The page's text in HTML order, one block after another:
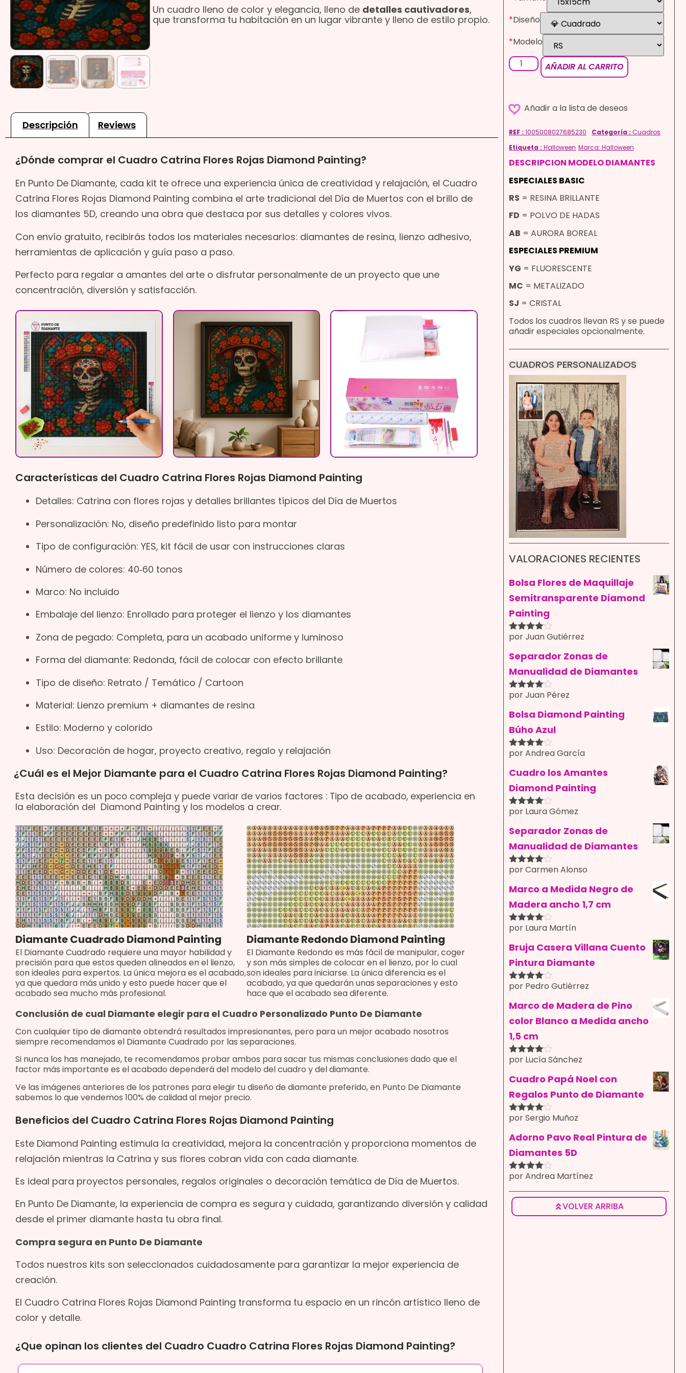
Un cuadro lleno de color y elegancia, lleno de detalles cautivadores,
que transforma tu habitación en un lugar vibrante y lleno de estilo propio.
Descripción Reviews
¿Dónde comprar el Cuadro Catrina Flores Rojas Diamond Painting?
En Punto De Diamante, cada kit te ofrece una experiencia única de creatividad y relajación, el Cuadro
Catrina Flores Rojas Diamond Painting combina el arte tradicional del Día de Muertos con el brillo de
los diamantes 5D, creando una obra que destaca por sus detalles y colores vivos.
Con envío gratuito, recibirás todos los materiales necesarios: diamantes de resina, lienzo adhesivo,
herramientas de aplicación y guía paso a paso.
Perfecto para regalar a amantes del arte o disfrutar personalmente de un proyecto que une
concentración, diversión y satisfacción.
Características del Cuadro Catrina Flores Rojas Diamond Painting
Detalles: Catrina con flores rojas y detalles brillantes típicos del Día de Muertos
Personalización: No, diseño predefinido listo para montar
Tipo de configuración: YES, kit fácil de usar con instrucciones claras
Número de colores: 40‑60 tonos
Marco: No incluido
Embalaje del lienzo: Enrollado para proteger el lienzo y los diamantes
Zona de pegado: Completa, para un acabado uniforme y luminoso
Forma del diamante: Redonda, fácil de colocar con efecto brillante
Tipo de diseño: Retrato / Temático / Cartoon
Material: Lienzo premium + diamantes de resina
Estilo: Moderno y colorido
Uso: Decoración de hogar, proyecto creativo, regalo y relajación
¿Cuál es el Mejor Diamante para el Cuadro Catrina Flores Rojas Diamond Painting?
Esta decisión es un poco compleja y puede variar de varios factores : Tipo de acabado, experiencia en
la elaboración del Diamond Painting y los modelos a crear.
Diamante Cuadrado Diamond Painting
El Diamante Cuadrado requiere una mayor habilidad y
precisión para que estos queden alineados en el lienzo,
son ideales para expertos. La única mejora es el acabado,
ya que quedara más unido y esto puede hacer que el
acabado sea mucho más profesional.
Diamante Redondo Diamond Painting
El Diamante Redondo es más fácil de manipular, coger
y son más simples de colocar en el lienzo, por lo cual
son ideales para iniciarse. La única diferencia es el
acabado, ya que quedarán unas separaciones y esto
hace que el acabado sea diferente.
Conclusión de cual Diamante elegir para el Cuadro Personalizado Punto De Diamante
Con cualquier tipo de diamante obtendrá resultados impresionantes, pero para un mejor acabado nosotros
siempre recomendamos el Diamante Cuadrado por las separaciones.
Si nunca los has manejado, te recomendamos probar ambos para sacar tus mismas conclusiones dado que el
factor más importante es el acabado dependerá del modelo del cuadro y del diamante.
Ve las imágenes anteriores de los patrones para elegir tu diseño de diamante preferido, en Punto De Diamante
sabemos lo que vendemos 100% de calidad al mejor precio.
Beneficios del Cuadro Catrina Flores Rojas Diamond Painting
Este Diamond Painting estimula la creatividad, mejora la concentración y proporciona momentos de
relajación mientras la Catrina y sus flores cobran vida con cada diamante.
Es ideal para proyectos personales, regalos originales o decoración temática de Día de Muertos.
En Punto De Diamante, la experiencia de compra es segura y cuidada, garantizando diversión y calidad
desde el primer diamante hasta tu obra final.
Compra segura en Punto De Diamante
Todos nuestros kits son seleccionados cuidadosamente para garantizar la mejor experiencia de
creación.
El Cuadro Catrina Flores Rojas Diamond Painting transforma tu espacio en un rincón artístico lleno de
color y detalle.
¿Que opinan los clientes del Cuadro Cuadro Catrina Flores Rojas Diamond Painting?
*Diseño
*Modelo
AÑADIR AL CARRITO
REF : 1005008027685230 Categoría : Cuadros
Etiqueta : Halloween Marca: Halloween
DESCRIPCION MODELO DIAMANTES
ESPECIALES BASIC
RS = RESINA BRILLANTE
FD = POLVO DE HADAS
AB = AURORA BOREAL
ESPECIALES PREMIUM
YG = FLUORESCENTE
MC = METALIZADO
SJ = CRISTAL
Todos los cuadros llevan RS y se puede
añadir especiales opcionalmente.
CUADROS PERSONALIZADOS
VALORACIONES RECIENTES
Bolsa Flores de Maquillaje
Semitransparente Diamond
Painting
Valorado
5
por Juan Gutiérrez
Separador Zonas de
Manualidad de Diamantes
Valorado
5
por Juan Pérez
Bolsa Diamond Painting
Búho Azul
Valorado
5
por Andrea García
Cuadro los Amantes
Diamond Painting
Valorado
5
por Laura Gómez
Separador Zonas de
Manualidad de Diamantes
Valorado
5
por Carmen Alonso
Marco a Medida Negro de
Madera ancho 1,7 cm
Valorado
5
por Laura Martín
Bruja Casera Villana Cuento
Pintura Diamante
Valorado
5
por Pedro Gutiérrez
Marco de Madera de Pino
color Blanco a Medida ancho
1,5 cm
Valorado
5
por Lucía Sánchez
Cuadro Papá Noel con
Regalos Punto de Diamante
Valorado
5
por Sergio Muñoz
Adorno Pavo Real Pintura de
Diamantes 5D
Valorado
5
por Andrea Martínez
VOLVER ARRIBA